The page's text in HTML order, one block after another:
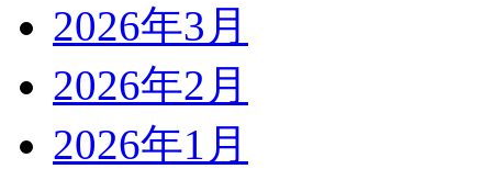
2026年3月
2026年2月
2026年1月